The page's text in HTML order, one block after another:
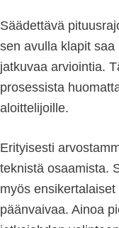
Säädettävä
sen avulla klapit
jatkuvaa arviointia.
prosessista
aloittelijoille.
Erityisesti
teknistä osaamista.
myös
päänvaivaa. Ainoa